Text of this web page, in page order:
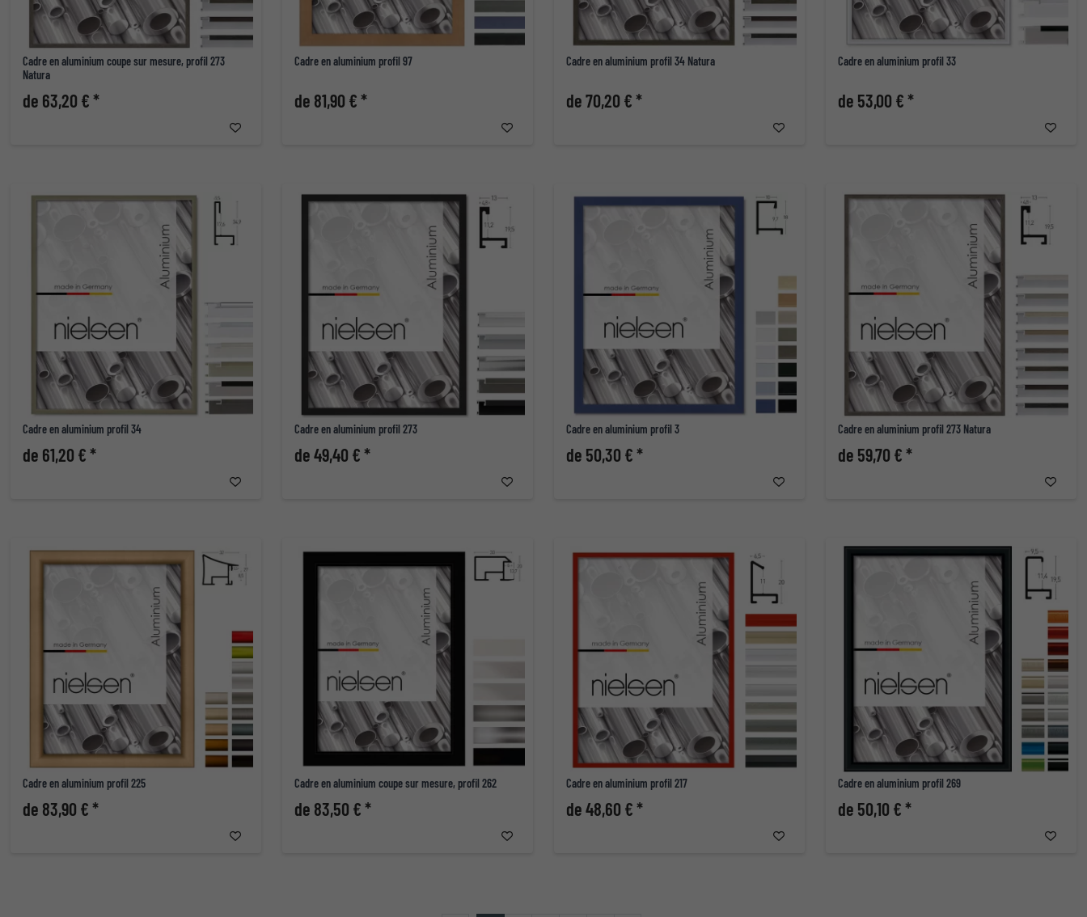
Cadre en aluminium coupe sur mesure, profil 273
Natura
de 63,20 € *
Cadre en aluminium profil 97
de 81,90 € *
Cadre en aluminium profil 34 Natura
de 70,20 € *
Cadre en aluminium profil 33
de 53,00 € *
Cadre en aluminium profil 34
de 61,20 € *
Cadre en aluminium profil 273
de 49,40 € *
Cadre en aluminium profil 3
de 50,30 € *
Cadre en aluminium profil 273 Natura
de 59,70 € *
Cadre en aluminium profil 225
de 83,90 € *
Cadre en aluminium coupe sur mesure, profil 262
de 83,50 € *
Cadre en aluminium profil 217
de 48,60 € *
Cadre en aluminium profil 269
de 50,10 € *